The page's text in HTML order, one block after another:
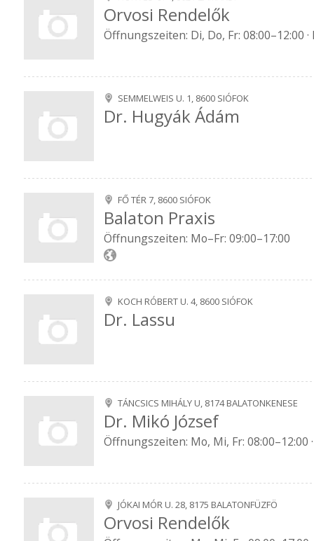
Orvosi Rendelők
Öffnungszeiten: Di, Do, Fr: 08:00–12:00
SEMMELWEIS U. 1, 8600 SIÓFOK
Dr. Hugyák Ádám
FŐ TÉR 7, 8600 SIÓFOK
Balaton Praxis
Öffnungszeiten: Mo–Fr: 09:00–17:00
KOCH RÓBERT U. 4, 8600 SIÓFOK
Dr. Lassu
TÁNCSICS MIHÁLY U, 8174 BALATONKENESE
Dr. Mikó József
Öffnungszeiten: Mo, Mi, Fr: 08:00–12:00
JÓKAI MÓR U. 28, 8175 BALATONFÜZFÖ
Orvosi Rendelők